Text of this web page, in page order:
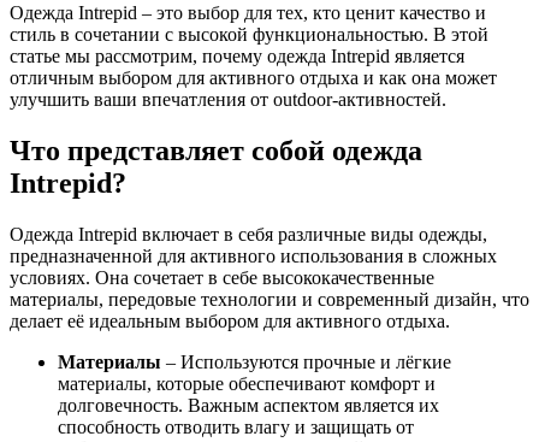
Одежда Intrepid – это выбор для тех, кто ценит качество и
стиль в сочетании с высокой функциональностью. В этой
статье мы рассмотрим, почему одежда Intrepid является
отличным выбором для активного отдыха и как она может
улучшить ваши впечатления от outdoor-активностей.
Что представляет собой одежда
Intrepid?
Одежда Intrepid включает в себя различные виды одежды,
предназначенной для активного использования в сложных
условиях. Она сочетает в себе высококачественные
материалы, передовые технологии и современный дизайн, что
делает её идеальным выбором для активного отдыха.
Материалы – Используются прочные и лёгкие
материалы, которые обеспечивают комфорт и
долговечность. Важным аспектом является их
способность отводить влагу и защищать от